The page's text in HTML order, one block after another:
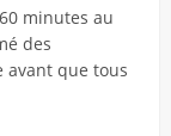
minutes au
des
avant que tous